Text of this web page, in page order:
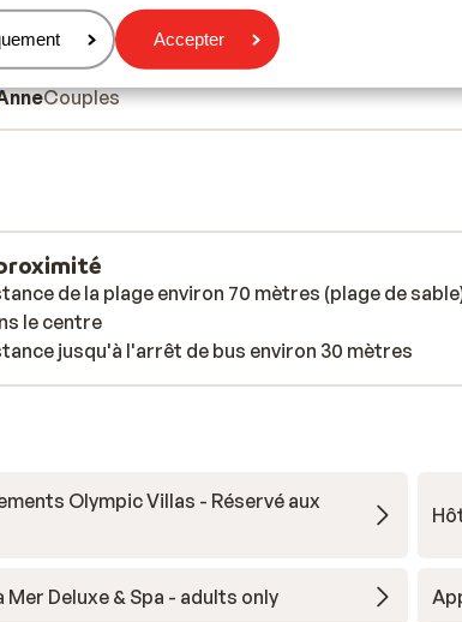
Accepter
schoon en netjes, ontbijtbuffet was top, iedere
veel variatie
schoon en netjes, ontbijtbuffet was top, iedere
veel variatie
en français (FR)
Couples
de la plage environ 70 mètres (plage de
le centre
jusqu'à l'arrêt de bus environ 30 mètres
Olympic Villas - Réservé aux
Mer Deluxe & Spa - adults only